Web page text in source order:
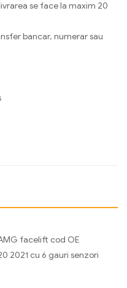
se face la maxim 20
bancar, numerar sau
facelift cod OE
2021 cu 6 gauri senzori